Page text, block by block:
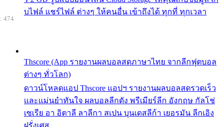
บไฟล์ แชร์ไฟล์ ต่างๆ ให้คนอื่น เข้าถึงได้ ทุกที่ ทุกเวลา
Thscore (App รายงานผลบอลสดภาษาไทย จากลีกฟุตบอล
ต่างๆ ทั่วโลก)
ดาวน์โหลดแอป Thscore แอปฯ รายงานผลบอลสดรวดเร็ว
และแม่นยำทันใจ ผลบอลลีกดัง พรีเมียร์ลีก อังกฤษ กัลโช่
เซเรีย อา อิตาลี ลาลีกา สเปน บุนเดสลีก้า เยอรมัน ลีกเอิง
ฝรั่งเศส
474